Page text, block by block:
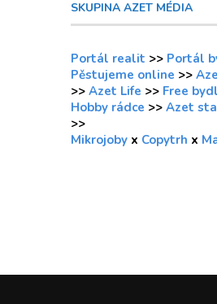
SKUPINA AZET MÉDIA
Portál realit >> Portál
Pěstujeme online >>
>> Azet Life >> Free
Hobby rádce >> Azet
>>
Mikrojoby x Copytrh x